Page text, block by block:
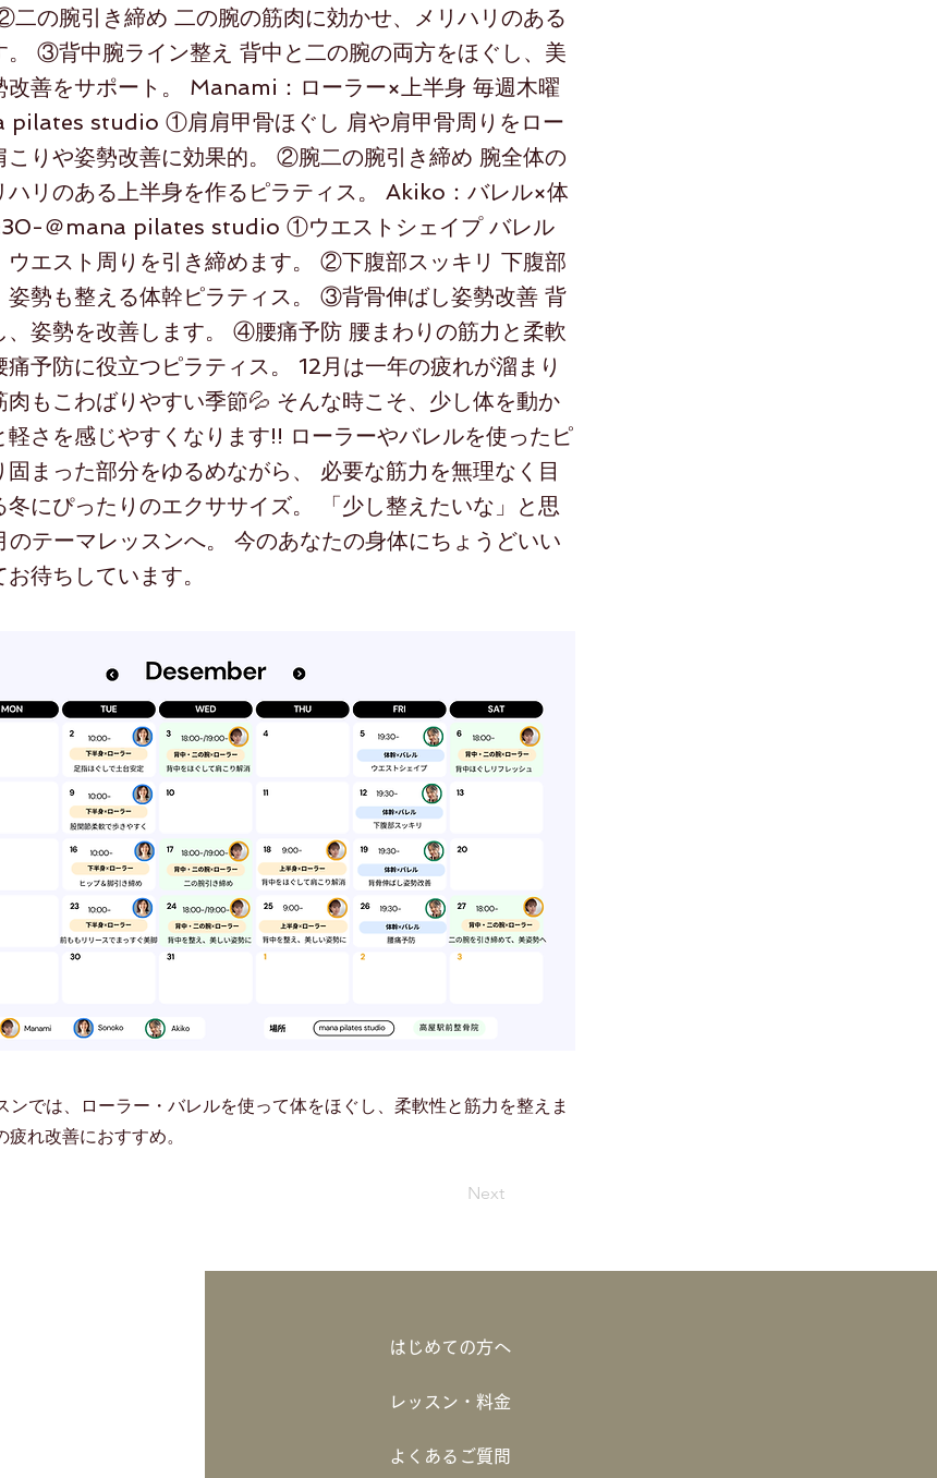
二の腕引き締め 二の腕の筋肉に効かせ、メリハリのある
。 ③背中腕ライン整え 背中と二の腕の両方をほぐし、美
改善をサポート。 Manami：ローラー×上半身 毎週木曜
studio ①肩肩甲骨ほぐし 肩や肩甲骨周りをロー
こりや姿勢改善に効果的。 ②腕二の腕引き締め 腕全体の
ハリのある上半身を作るピラティス。 Akiko：バレル×体
＠mana pilates studio ①ウエストシェイプ バレル
ウエスト周りを引き締めます。 ②下腹部スッキリ 下腹部
姿勢も整える体幹ピラティス。 ③背骨伸ばし姿勢改善 背
、姿勢を改善します。 ④腰痛予防 腰まわりの筋力と柔軟
予防に役立つピラティス。 12月は一年の疲れが溜まり
肉もこわばりやすい季節💦 そんな時こそ、少し体を動か
軽さを感じやすくなります!! ローラーやバレルを使ったピ
固まった部分をゆるめながら、 必要な筋力を無理なく目
冬にぴったりのエクササイズ。 「少し整えたいな」と思
のテーマレッスンへ。 今のあなたの身体にちょうどいい
待ちしています。
ンでは、ローラー・バレルを使って体をほぐし、柔軟性と筋力を整えま
れ改善におすすめ。
Next
はじめての方へ
レッスン・料金
よくあるご質問